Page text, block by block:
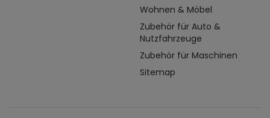
Wohnen & Möbel
Zubehör für Auto &
Nutzfahrzeuge
Zubehör für Maschinen
Sitemap